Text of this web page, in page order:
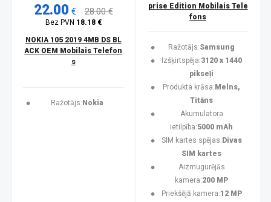
22.00 € 28.00 €
Bez PVN 18.18 €
NOKIA 105 2019 4MB DS BL
ACK OEM Mobilais Telefon
s
Ražotājs: Nokia
prise Edition Mobilais Tele
fons
Ražotājs:Samsung
Izšķirtspēja:3120 x 1440
pikseļi
Produkta krāsa: Melns,
Titāns
Akumulatora
ietilpība:5000 mAh
SIM kartes spējas: Divas
SIM kartes
Aizmugurējās
kamera:200 MP
Priekšējā kamera:12 MP